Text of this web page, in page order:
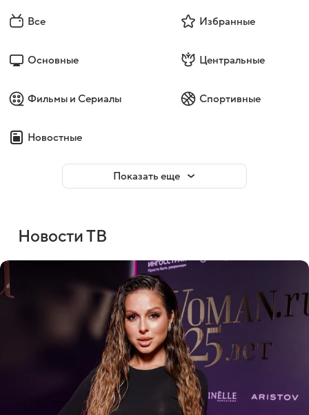
Все Избранные
Основные Центральные
Фильмы и Сериалы Спортивные
Новостные
Показать еще
Новости ТВ